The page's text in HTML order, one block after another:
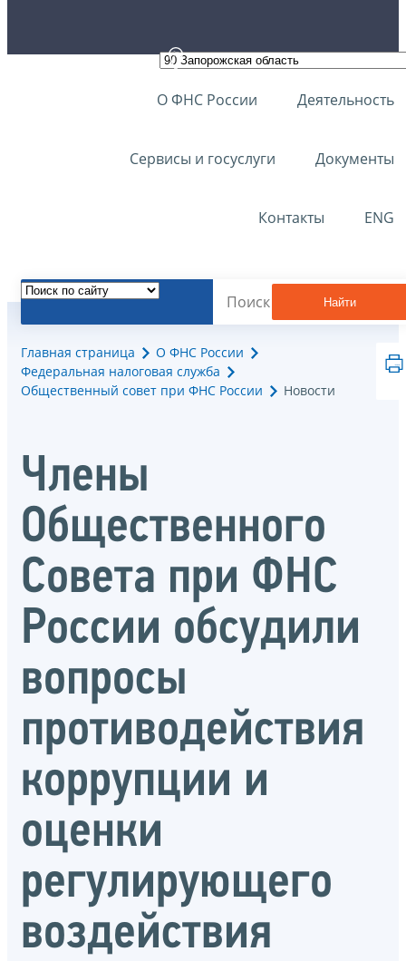
О ФНС России Деятельность
Сервисы и госуслуги Документы
Контакты ENG
Найти
Главная страница
О ФНС России
Федеральная налоговая служба
Общественный совет при ФНС России
Новости
Члены
Общественного
Совета при ФНС
России обсудили
вопросы
противодействия
коррупции и
оценки
регулирующего
воздействия